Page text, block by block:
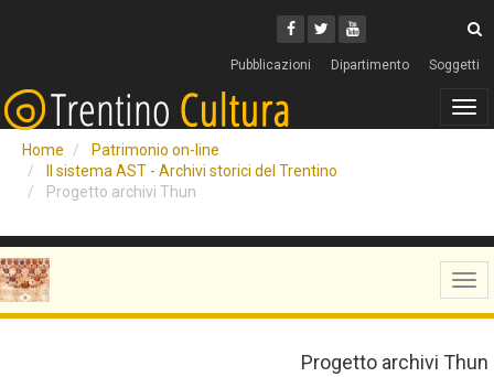
Facebook
Twitter
Youtube
Pubblicazioni Dipartimento Soggetti
Home
Patrimonio on-line
Il sistema AST - Archivi storici del Trentino
Progetto archivi Thun
Progetto archivi Thun